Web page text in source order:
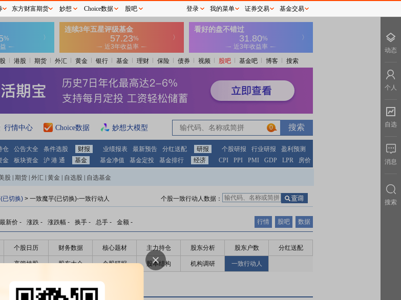
港股 期货 外汇 黄金 银行 基金 理财 保险 债券 视频 股吧 基金吧 博客 搜索
行情中心 Choice数据 妙想大模型 0
仓 公告大全 条件选股 财报 业绩报表 最新预告 分红送配 研报 个股研报 行业研报
盈利预测
金 板块资金 沪 港 通 基金 基金净值 基金定投 基金排行 经济 CPI PPI PMI GDP LPR 房价
股 期货 外汇 黄金 自选股 自选基金
已切换) > 一致魔芋(已切换)-一致行动人 个股一致行动人数据：
最新价 - 涨跌 - 涨跌幅 - 换手 - 总手 - 金额 - 行情 股吧 数据
个股日历 财务数据 核心题材 主力持仓 股东分析 股东户数 分红送配
高管持股 股东大会 个股研报 股本结构 机构调研 一致行动人
变化趋势图
东方财富期货 妙想 Choice数据 股吧 登录 我的菜单 证券交易 基金交易
动态
个人
自选
消息
搜索